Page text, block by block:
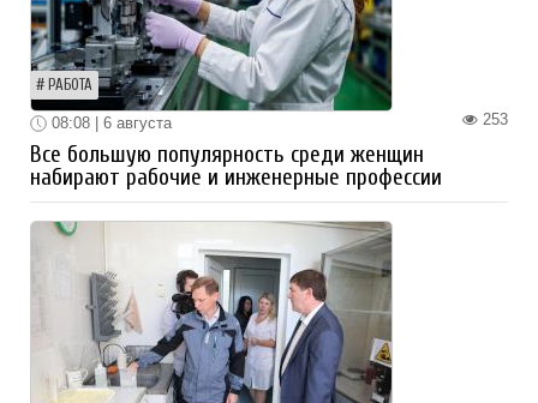
РАБОТА
253
08:08 | 6 августа
Все большую популярность среди женщин
набирают рабочие и инженерные профессии